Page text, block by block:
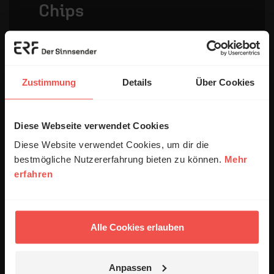
Zustimmung Details Über Cookies
Diese Webseite verwendet Cookies
Diese Website verwendet Cookies, um dir die
bestmögliche Nutzererfahrung bieten zu können. Mehr
erfahren
Alle Cookies erlauben
Anpassen
Chips
Einkaufswagen stecken, damit die nächste
– Harald
Mit deiner Hilfe schaffen wir es, 75.000
neue Chips anzuschaffen.